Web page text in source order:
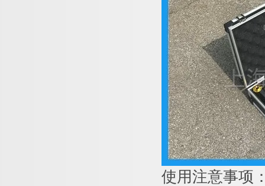
使用注意事项